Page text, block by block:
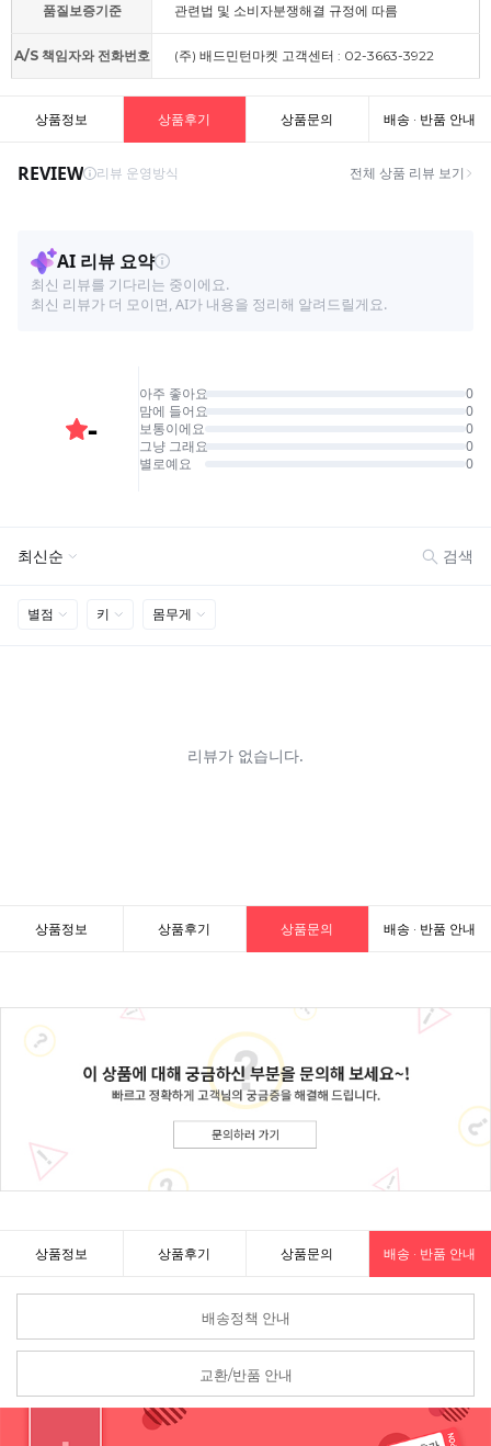
품질보증기준 관련법 및 소비자분쟁해결 규정에 따름
A/S 책임자와 전화번호 (주) 배드민턴마켓 고객센터 : 02-3663-3922
상품정보 상품후기 상품문의 배송 · 반품 안내
상품정보 상품후기 상품문의 배송 · 반품 안내
상품정보 상품후기 상품문의 배송 · 반품 안내
배송정책 안내
교환/반품 안내